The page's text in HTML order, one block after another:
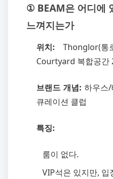
① BEAM은 어디에
느껴지는가
위치: Thonglor(
Courtyard 복합공간
브랜드 개념: 하우스
큐레이션 클럽
특징:
룸이 없다.
VIP석은 있지만, 입